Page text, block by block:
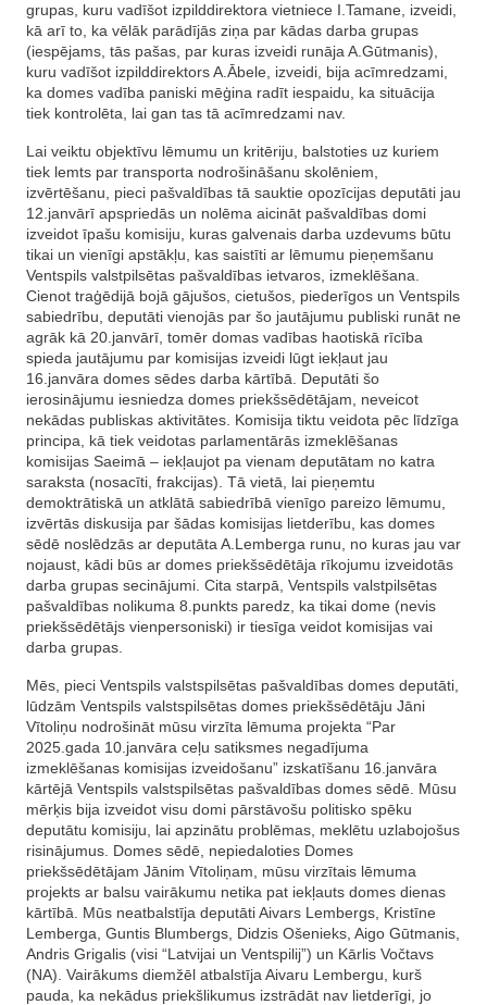
grupas, kuru vadīšot izpilddirektora vietniece I.Tamane, izveidi,
kā arī to, ka vēlāk parādījās ziņa par kādas darba grupas
(iespējams, tās pašas, par kuras izveidi runāja A.Gūtmanis),
kuru vadīšot izpilddirektors A.Ābele, izveidi, bija acīmredzami,
ka domes vadība paniski mēģina radīt iespaidu, ka situācija
tiek kontrolēta, lai gan tas tā acīmredzami nav.
Lai veiktu objektīvu lēmumu un kritēriju, balstoties uz kuriem
tiek lemts par transporta nodrošināšanu skolēniem,
izvērtēšanu, pieci pašvaldības tā sauktie opozīcijas deputāti jau
12.janvārī apspriedās un nolēma aicināt pašvaldības domi
izveidot īpašu komisiju, kuras galvenais darba uzdevums būtu
tikai un vienīgi apstākļu, kas saistīti ar lēmumu pieņemšanu
Ventspils valstpilsētas pašvaldības ietvaros, izmeklēšana.
Cienot traģēdijā bojā gājušos, cietušos, piederīgos un Ventspils
sabiedrību, deputāti vienojās par šo jautājumu publiski runāt ne
agrāk kā 20.janvārī, tomēr domas vadības haotiskā rīcība
spieda jautājumu par komisijas izveidi lūgt iekļaut jau
16.janvāra domes sēdes darba kārtībā. Deputāti šo
ierosinājumu iesniedza domes priekšsēdētājam, neveicot
nekādas publiskas aktivitātes. Komisija tiktu veidota pēc līdzīga
principa, kā tiek veidotas parlamentārās izmeklēšanas
komisijas Saeimā – iekļaujot pa vienam deputātam no katra
saraksta (nosacīti, frakcijas). Tā vietā, lai pieņemtu
demoktrātiskā un atklātā sabiedrībā vienīgo pareizo lēmumu,
izvērtās diskusija par šādas komisijas lietderību, kas domes
sēdē noslēdzās ar deputāta A.Lemberga runu, no kuras jau var
nojaust, kādi būs ar domes priekšsēdētāja rīkojumu izveidotās
darba grupas secinājumi. Cita starpā, Ventspils valstpilsētas
pašvaldības nolikuma 8.punkts paredz, ka tikai dome (nevis
priekšsēdētājs vienpersoniski) ir tiesīga veidot komisijas vai
darba grupas.
Mēs, pieci Ventspils valstspilsētas pašvaldības domes deputāti,
lūdzām Ventspils valstspilsētas domes priekšsēdētāju Jāni
Vītoliņu nodrošināt mūsu virzīta lēmuma projekta “Par
2025.gada 10.janvāra ceļu satiksmes negadījuma
izmeklēšanas komisijas izveidošanu” izskatīšanu 16.janvāra
kārtējā Ventspils valstspilsētas pašvaldības domes sēdē. Mūsu
mērķis bija izveidot visu domi pārstāvošu politisko spēku
deputātu komisiju, lai apzinātu problēmas, meklētu uzlabojošus
risinājumus. Domes sēdē, nepiedaloties Domes
priekšsēdētājam Jānim Vītoliņam, mūsu virzītais lēmuma
projekts ar balsu vairākumu netika pat iekļauts domes dienas
kārtībā. Mūs neatbalstīja deputāti Aivars Lembergs, Kristīne
Lemberga, Guntis Blumbergs, Didzis Ošenieks, Aigo Gūtmanis,
Andris Grigalis (visi “Latvijai un Ventspilij”) un Kārlis Vočtavs
(NA). Vairākums diemžēl atbalstīja Aivaru Lembergu, kurš
pauda, ka nekādus priekšlikumus izstrādāt nav lietderīgi, jo